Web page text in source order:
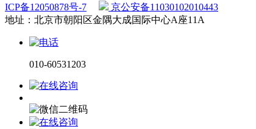
ICP备12050878号-7
京公安备11030102010443
地址：北京市朝阳区金隅大成国际中心A座11A
010-60531203